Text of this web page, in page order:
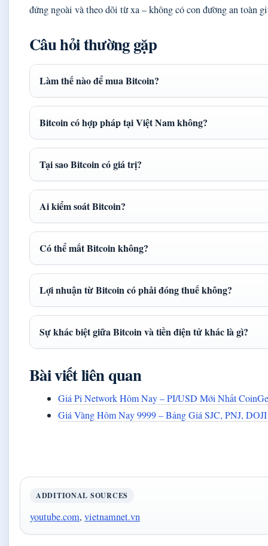
đứng ngoài và theo dõi từ xa – không có con đường an toàn
Câu hỏi thường gặp
Làm thế nào để mua Bitcoin?
Bitcoin có hợp pháp tại Việt Nam không?
Tại sao Bitcoin có giá trị?
Ai kiểm soát Bitcoin?
Có thể mất Bitcoin không?
Lợi nhuận từ Bitcoin có phải đóng thuế không?
Sự khác biệt giữa Bitcoin và tiền điện tử khác là gì?
Bài viết liên quan
Giá Pi Network Hôm Nay – PI/USD Mới Nhất
Giá Vàng Hôm Nay 9999 – Bảng Giá SJC, PNJ,
ADDITIONAL SOURCES
youtube.com, vietnamnet.vn